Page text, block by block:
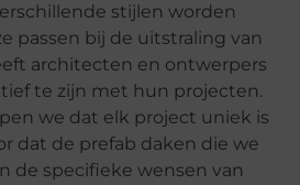
stijlen worden
passen bij de uitstraling van
architecten en ontwerpers
te zijn met hun projecten.
we dat elk project uniek is
dat de prefab daken die we
de specifieke wensen van